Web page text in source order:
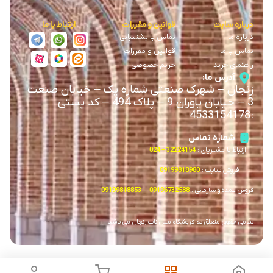
درباره سایت
درباره ما
تماس با ما
راهنمای خرید
قوانین و مقررات
تماس با پشتیبانی
قوانین و مقررات
حریم خصوصی
ارتباط با ما
آدرس ما:
زنجان–شهرک صنعتی شماره یک–خیابان صنعت
3
–خیابان یاوران 9 –
پلاک 494 – کد پستی
:
4533154178
شماره تماس
ارتباط با مشتریان : 32224154 – 024
فروش سایت :09199818980
فروش عمده و سازمانی :09196732588
–
09199818853
تمامی حقوق متعلق به فروشگاه مس ناب زنجان می باشد.